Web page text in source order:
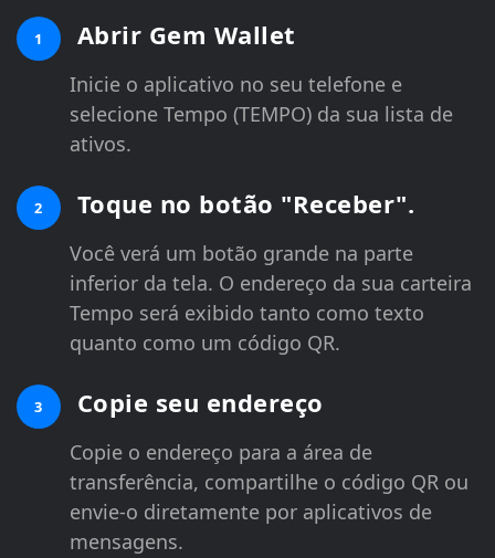
1 Abrir Gem Wallet
Inicie o aplicativo no seu telefone e
selecione Tempo (TEMPO) da sua lista de
ativos.
2 Toque no botão "Receber".
Você verá um botão grande na parte
inferior da tela. O endereço da sua carteira
Tempo será exibido tanto como texto
quanto como um código QR.
3 Copie seu endereço
Copie o endereço para a área de
transferência, compartilhe o código QR ou
envie-o diretamente por aplicativos de
mensagens.